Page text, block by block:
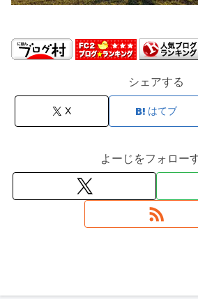
シェアする
X はてブ
よーじをフォロー